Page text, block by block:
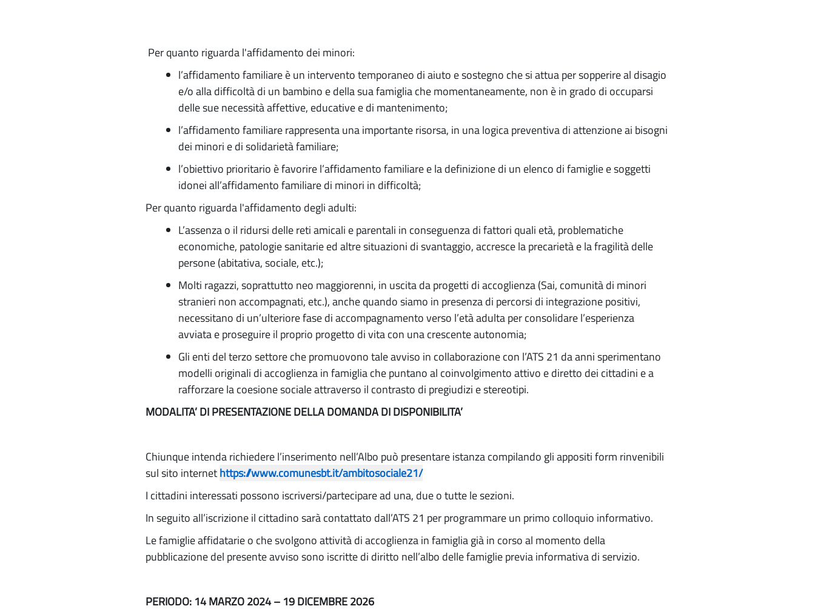
Per quanto riguarda l'affidamento dei minori:
l’affidamento familiare è un intervento temporaneo di aiuto e sostegno che si attua per sopperire al disagio
e/o alla difficoltà di un bambino e della sua famiglia che momentaneamente, non è in grado di occuparsi
delle sue necessità affettive, educative e di mantenimento;
l’affidamento familiare rappresenta una importante risorsa, in una logica preventiva di attenzione ai bisogni
dei minori e di solidarietà familiare;
l’obiettivo prioritario è favorire l’affidamento familiare e la definizione di un elenco di famiglie e soggetti
idonei all’affidamento familiare di minori in difficoltà;
Per quanto riguarda l'affidamento degli adulti:
L’assenza o il ridursi delle reti amicali e parentali in conseguenza di fattori quali età, problematiche
economiche, patologie sanitarie ed altre situazioni di svantaggio, accresce la precarietà e la fragilità delle
persone (abitativa, sociale, etc.);
Molti ragazzi, soprattutto neo maggiorenni, in uscita da progetti di accoglienza (Sai, comunità di minori
stranieri non accompagnati, etc.), anche quando siamo in presenza di percorsi di integrazione positivi,
necessitano di un’ulteriore fase di accompagnamento verso l’età adulta per consolidare l’esperienza
avviata e proseguire il proprio progetto di vita con una crescente autonomia;
Gli enti del terzo settore che promuovono tale avviso in collaborazione con l’ATS 21 da anni sperimentano
modelli originali di accoglienza in famiglia che puntano al coinvolgimento attivo e diretto dei cittadini e a
rafforzare la coesione sociale attraverso il contrasto di pregiudizi e stereotipi.
MODALITA’ DI PRESENTAZIONE DELLA DOMANDA DI DISPONIBILITA’
Chiunque intenda richiedere l’inserimento nell’Albo può presentare istanza compilando gli appositi form rinvenibili
sul sito internethttps://www.comunesbt.it/ambitosociale21/
I cittadini interessati possono iscriversi/partecipare ad una, due o tutte le sezioni.
In seguito all’iscrizione il cittadino sarà contattato dall’ATS 21 per programmare un primo colloquio informativo.
Le famiglie affidatarie o che svolgono attività di accoglienza in famiglia già in corso al momento della
pubblicazione del presente avviso sono iscritte di diritto nell’albo delle famiglie previa informativa di servizio.
PERIODO: 14 MARZO 2024– 19 DICEMBRE2026